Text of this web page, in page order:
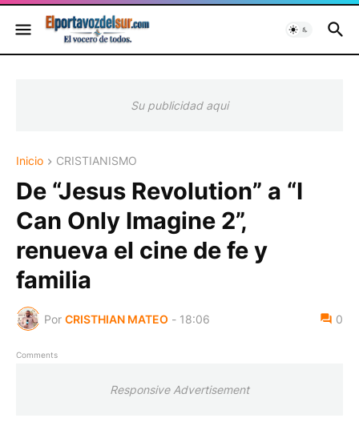
Su publicidad aqui
Inicio CRISTIANISMO
De “Jesus Revolution” a “I
Can Only Imagine 2”,
renueva el cine de fe y
familia
Por CRISTHIAN MATEO - 18:06 0
Comments
Responsive Advertisement